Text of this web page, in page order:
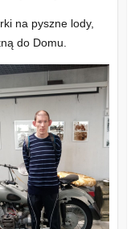
na pyszne lody,
do Domu.